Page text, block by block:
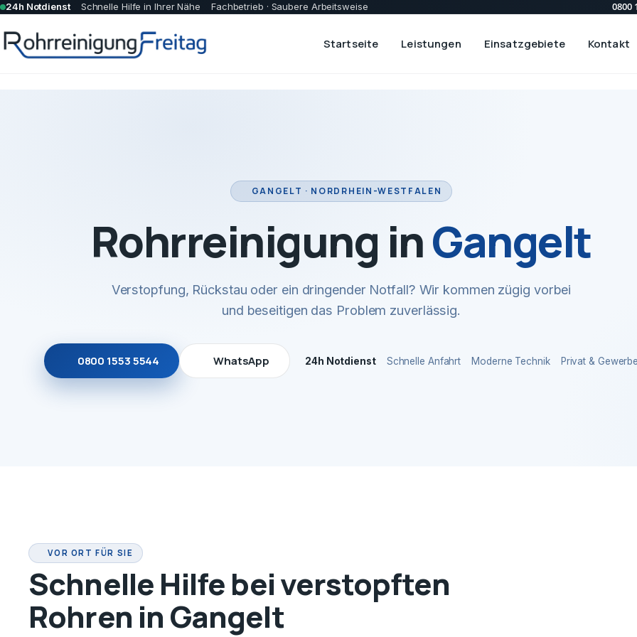
24h Notdienst Schnelle Hilfe in Ihrer Nähe Fachbetrieb · Saubere Arbeitsweise 0800
Startseite Leistungen Einsatzgebiete Kontakt
GANGELT · NORDRHEIN-WESTFALEN
Rohrreinigung inGangelt
Verstopfung, Rückstau oder ein dringender Notfall? Wir kommen zügig vorbei
und beseitigen das Problem zuverlässig.
0800 1553 5544 WhatsApp 24h Notdienst Schnelle Anfahrt Moderne Technik Privat &
VOR ORT FÜR SIE
Schnelle Hilfe bei verstopften
Rohren in Gangelt